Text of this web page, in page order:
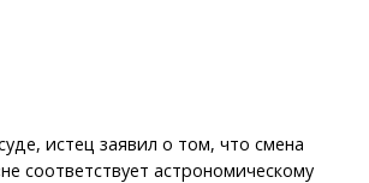
истец заявил о том, что смена
соответствует астрономическому